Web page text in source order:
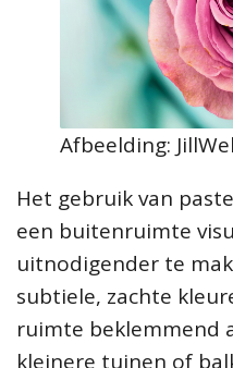
Afbeelding:
Het gebruik van
een buitenruimte
uitnodigender te
subtiele, zachte
ruimte beklemmend
kleinere tuinen of